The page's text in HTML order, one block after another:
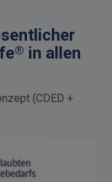
® in allen
(CDED +